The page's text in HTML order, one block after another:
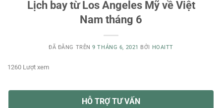
Lịch bay từ Los Angeles Mỹ về Việt
Nam tháng 6
ĐÃ ĐĂNG TRÊN9 THÁNG 6, 2021 BỞI HOAITT
1260 Lượt xem
HỖ TRỢ TƯ VẤN